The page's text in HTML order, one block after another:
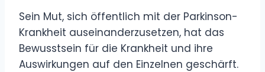
Sein Mut, sich öffentlich mit der Parkinson-
Krankheit auseinanderzusetzen, hat das
Bewusstsein für die Krankheit und ihre
Auswirkungen auf den Einzelnen geschärft.